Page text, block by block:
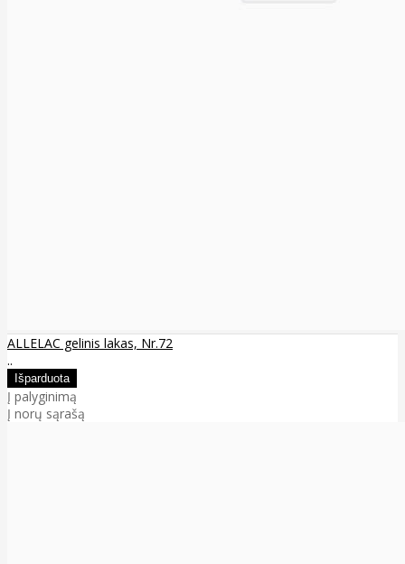
ALLELAC gelinis lakas, Nr.72
..
Į palyginimą
Į norų sąrašą